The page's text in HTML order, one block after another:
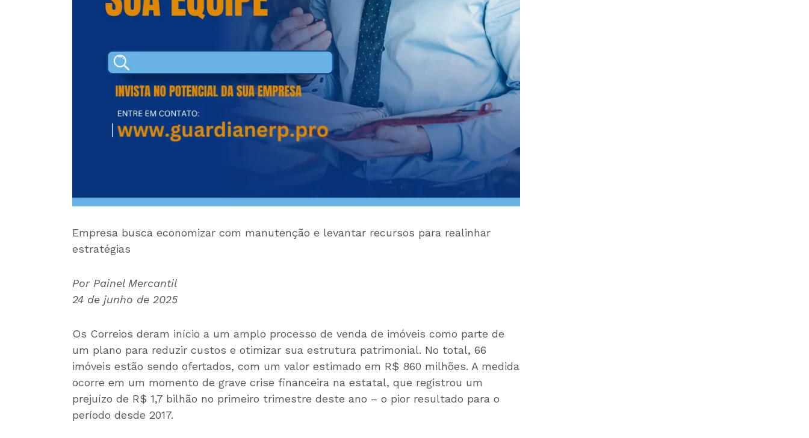
Empresa busca economizar com manutenção e levantar recursos para realinhar
estratégias
Por Painel Mercantil
24 de junho de 2025
Os Correios deram início a um amplo processo de venda de imóveis como parte de
um plano para reduzir custos e otimizar sua estrutura patrimonial. No total, 66
imóveis estão sendo ofertados, com um valor estimado em R$ 860 milhões. A medida
ocorre em um momento de grave crise financeira na estatal, que registrou um
prejuízo de R$ 1,7 bilhão no primeiro trimestre deste ano – o pior resultado para o
período desde 2017.